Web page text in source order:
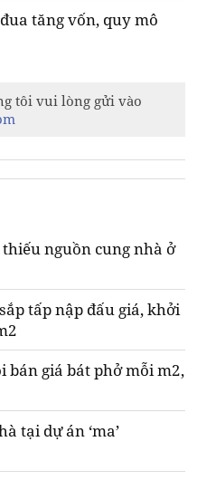
tăng vốn, quy mô
tôi vui lòng gửi vào
nguồn cung nhà ở
tấp nập đấu giá, khởi
giá bát phở mỗi m2,
tại dự án ‘ma’